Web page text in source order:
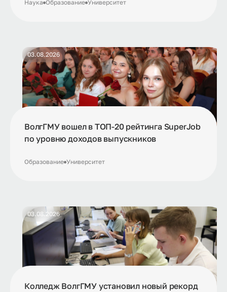
Наука Образование Университет
03.08.2026
ВолгГМУ вошел в ТОП-20 рейтинга SuperJob
по уровню доходов выпускников
Образование Университет
03.08.2026
Колледж ВолгГМУ установил новый рекорд